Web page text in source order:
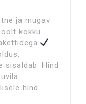
ja mugav
kokku
sisaldab: Hind
hind